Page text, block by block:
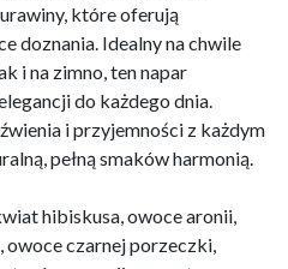
które oferują
doznania. Idealny na chwile
i na zimno, ten napar
do każdego dnia.
i przyjemności z każdym
pełną smaków harmonią.
hibiskusa, owoce aronii,
owoce czarnej porzeczki,